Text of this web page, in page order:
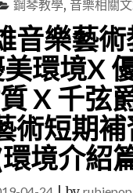
鋼琴教學, 音樂相關
音樂藝
環境X
X 千弦
術短期補
境介紹